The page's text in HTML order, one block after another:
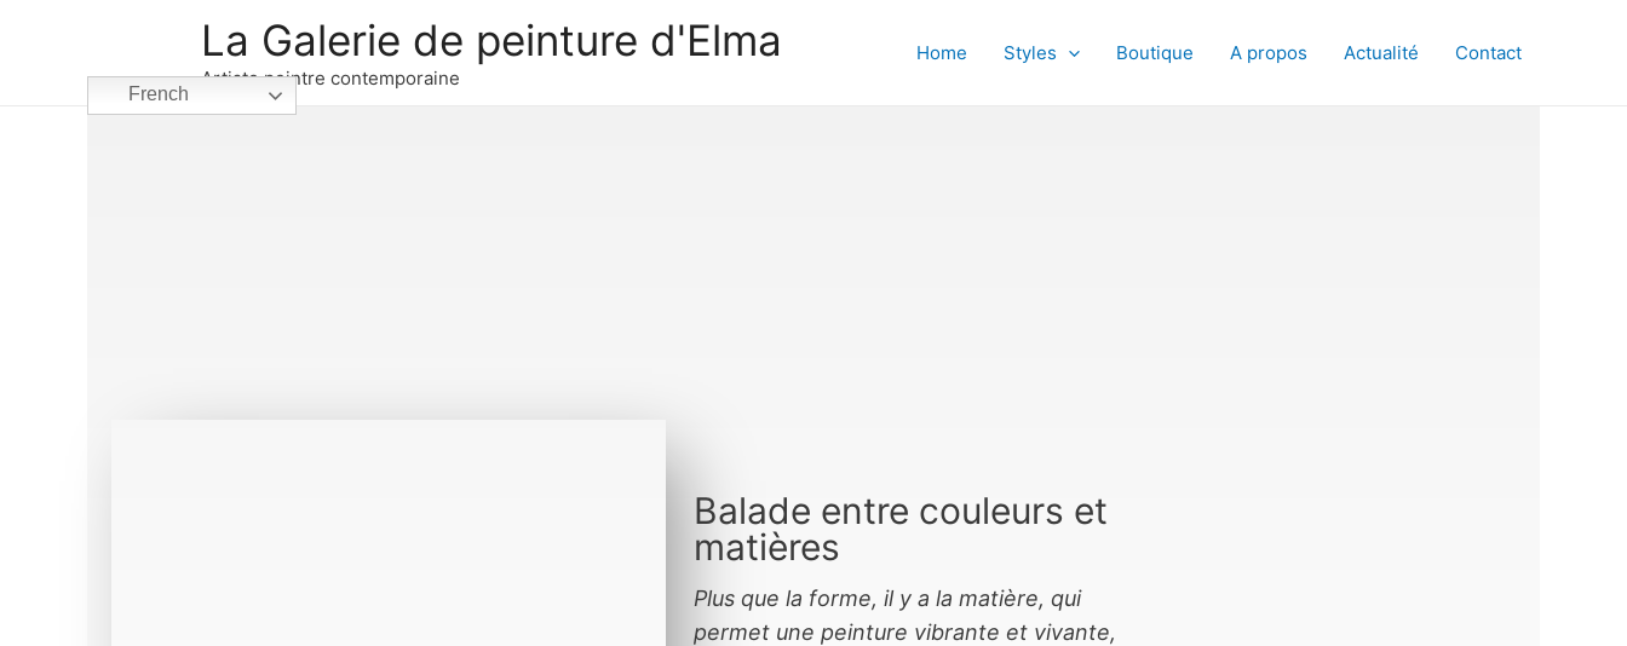
La Galerie de peinture d'Elma
Artiste peintre contemporaine
Home Styles Boutique A propos Actualité Contact
French
Balade entre couleurs et
matières
Plus que la forme, il y a la matière, qui
permet une peinture vibrante et vivante,